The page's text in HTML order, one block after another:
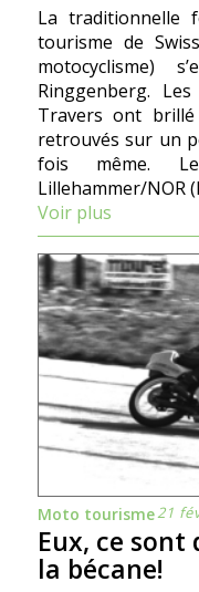
La traditionnelle
tourisme de
motocyclisme)
Ringgenberg.
Travers ont
retrouvés sur un
fois même.
Lillehammer/NOR
Voir plus
Moto tourisme21
Eux, ce sont
la bécane!